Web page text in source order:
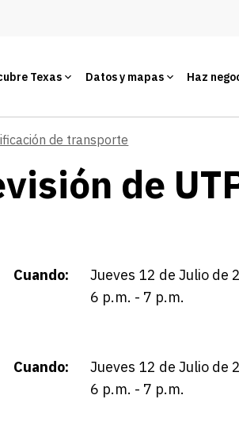
Texas Datos y mapas Haz
de transporte
de
Cuando:
Jueves 12 de Julio de
6 p.m. - 7 p.m.
Cuando:
Jueves 12 de Julio de
6 p.m. - 7 p.m.